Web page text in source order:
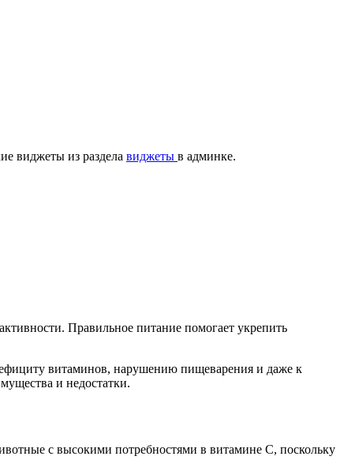
виджеты из раздела виджеты в админке.
витаминов, нарушению пищеварения и даже к
и недостатки.
с высокими потребностями в витамине С, поскольку